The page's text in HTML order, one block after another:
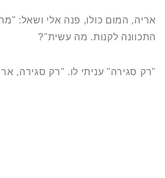
אריה, המום כולו, פנה אלי ושאל:
התכוונה לקנות. מה עשית"?
"רק סגירה" עניתי לו. "רק סגירה,